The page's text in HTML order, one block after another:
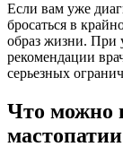
Если вам уже
бросаться в
образ жизни. При
рекомендации
серьезных
Что можно